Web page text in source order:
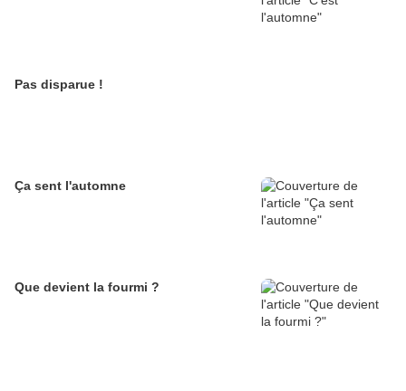
Pas disparue !
Ça sent l'automne
Que devient la fourmi ?